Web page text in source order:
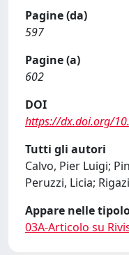
Pagine (da)
597
Pagine (a)
602
DOI
https://dx.doi.org/
Tutti gli autori
Calvo, Pier Luigi;
Peruzzi, Licia;
Appare nelle
03A-Articolo su